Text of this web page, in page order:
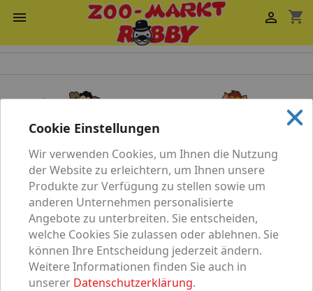
 shopping_cart

Hund Katze
Vögel Nagetier
Cookie Einstellungen
Wir verwenden Cookies, um Ihnen die Nutzung
der Website zu erleichtern, um Ihnen unsere
Produkte zur Verfügung zu stellen sowie um
anderen Unternehmen personalisierte
Angebote zu unterbreiten. Sie entscheiden,
welche Cookies Sie zulassen oder ablehnen. Sie
können Ihre Entscheidung jederzeit ändern.
Weitere Informationen finden Sie auch in
unserer Datenschutzerklärung.